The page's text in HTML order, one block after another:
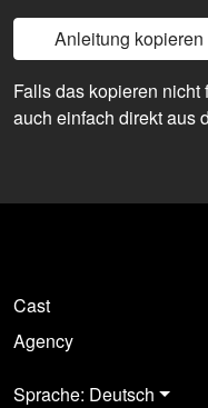
Anleitung kopieren
Falls das kopieren
auch einfach direkt aus
Cast
Agency
Sprache: Deutsch